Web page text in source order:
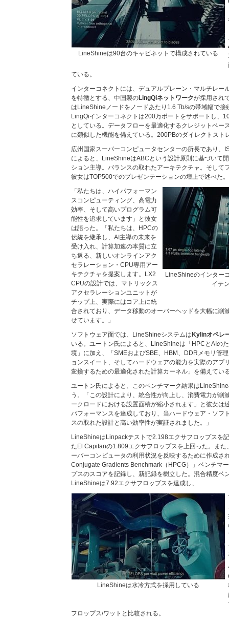
LineShineは90台のキャビネットで構成されている
ている。
インターコネクトには、デュアルプレーン・マルチレー
を特徴とする、中国製のLingQiネットワークが採用され
はLineShineノードをノードあたり1.6 Tb/sの帯域幅で接
LingQiインターコネクトは200万ポートをサポートし、
としている。データフローを最適化するクレジットベー
に類似した機能を備えている。200PBのダイレクトスト
広州国家スーパーコンピュータセンターの所長であり、
によると、LineShineはABCという設計原則に基づいて
ション主導。バランスの取れたアーキテクチャ。そして
彼女はTOP500でのプレゼンテーションの壇上で述べた。
LineShineのインター
イテ
「私たちは、ハイパフォーマン
スコンピューティング、高電力
効率、そして高いプログラム可
能性を追求しています」と彼女
は語った。「私たちは、HPCの
伝統を継承し、AI主導の未来を
受け入れ、計算加速の本質に立
ち返る、新しいオンラインアク
セラレーション・CPU専用アー
キテクチャを提案します。LX2
CPUの設計では、マトリックス
アクセラレーションユニットが
チップ上、実際にはコア上に統
合されており、データ移動のオーバーヘッドを大幅に削
せています。」
ソフトウェア面では、LineShineシステムは Kylinオペレ
いる。ユートン氏によると、LineShineは「HPCとAIの
境」に加え、「SMEおよびSBE、HBM、DDRメモリ管
ョンスイート、そしてハードウェアの能力を実際のアプ
変換するための最適化された計算カーネル」を備えてい
ユートン氏によると、このベンチマーク結果は
う。「この設計により、統合性が向上し、消費電力が削
ークロードにおける設置面積が縮小されます」と彼女は
パフォーマンスを達成しており、当ハードウェア・ソフ
スの取れた設計と高い効率性が実証されました。」
LineShineはLinpackテストで2.198エクサフロップスを
たEl Capitanの1.809エクサフロップスを上回った。ま
ーパーコンピュータの利用状況を反映するために作成さ
Conjugate Gradients Benchmark（HPCG）」ベンチマ
プスのスコアを記録し、新記録を樹立した。混合精度ベ
LineShineは7.92エクサフロップスを達成し、
LineShineは水冷方式を採用している
フロップス/ワットと比較される。